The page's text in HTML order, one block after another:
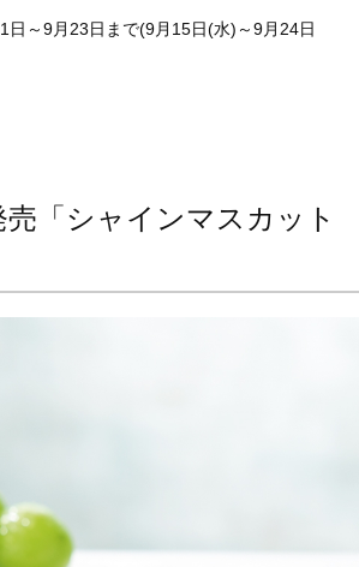
日～9月23日まで(9月15日(水)～9月24日
「シャインマスカット